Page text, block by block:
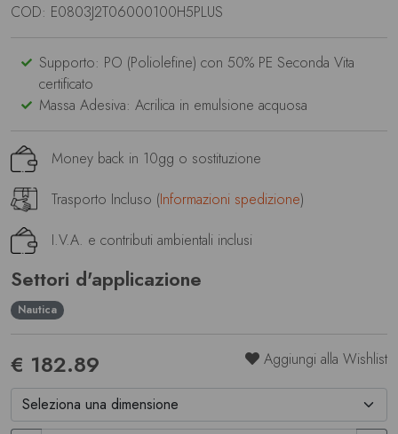
COD: E0803J2T06000100H5PLUS
Supporto: PO (Poliolefine) con 50% PE Seconda Vita
certificato
Massa Adesiva: Acrilica in emulsione acquosa
Money back in 10gg o sostituzione
Trasporto Incluso (Informazioni spedizione)
I.V.A. e contributi ambientali inclusi
Settori d'applicazione
Nautica
€ 182.89 Aggiungi alla Wishlist